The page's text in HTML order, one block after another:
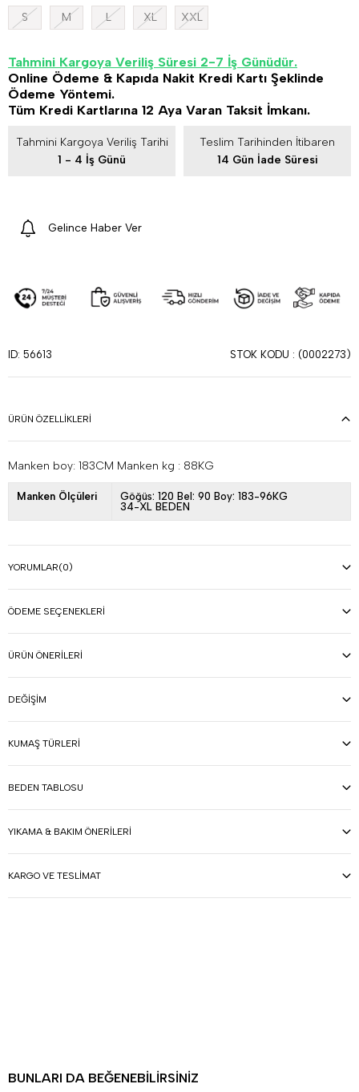
S M L XL XXL
Tahmini Kargoya Veriliş Süresi 2-7 İş Günüdür.
Online Ödeme & Kapıda Nakit Kredi Kartı Şeklinde
Ödeme Yöntemi.
Tüm Kredi Kartlarına 12 Aya Varan Taksit İmkanı.
Tahmini Kargoya Veriliş Tarihi
1 - 4 İş Günü
Teslim Tarihinden İtibaren
14 Gün İade Süresi
Gelince Haber Ver
ID: 56613 STOK KODU (0002273)
ÜRÜN ÖZELLIKLERI
Manken boy: 183CM Manken kg : 88KG
Manken Ölçüleri
Göğüs: 120 Bel: 90 Boy: 183-96KG
34-XL BEDEN
YORUMLAR(0)
ÖDEME SEÇENEKLERI
ÜRÜN ÖNERILERI
DEĞIŞIM
KUMAŞ TÜRLERI
BEDEN TABLOSU
YIKAMA & BAKIM ÖNERILERI
KARGO VE TESLIMAT
BUNLARI DA BEĞENEBILIRSINIZ